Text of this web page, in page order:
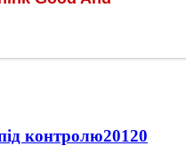
контролю20120